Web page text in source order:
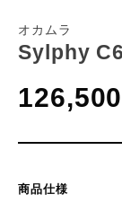
オカムラ
Sylphy
126,500
商品仕様